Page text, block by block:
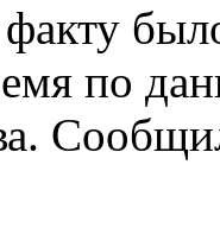
было
по